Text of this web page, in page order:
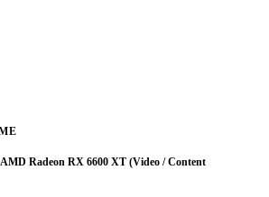
Radeon RX 6600 XT (Video / Content